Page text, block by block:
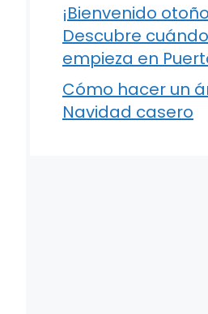
¡Bienvenido
Descubre cuándo
empieza en
Cómo hacer un
Navidad casero